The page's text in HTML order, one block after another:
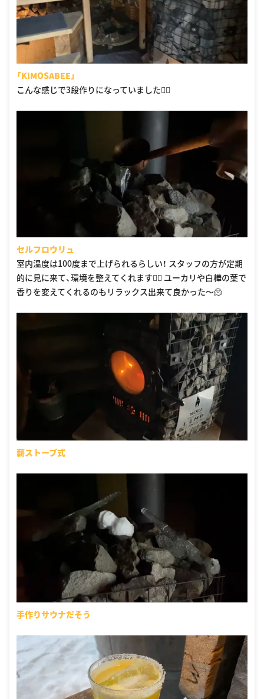
「KIMOSABEE」
こんな感じで3段作りになっていました🙆‍♀️
セルフロウリュ
室内温度は100度まで上げられるらしい！ スタッフの方が定期
的に見に来て、環境を整えてくれます🙆‍♀️ ユーカリや白樺の葉で
香りを変えてくれるのもリラックス出来て良かった〜🫠
薪ストーブ式
手作りサウナだそう